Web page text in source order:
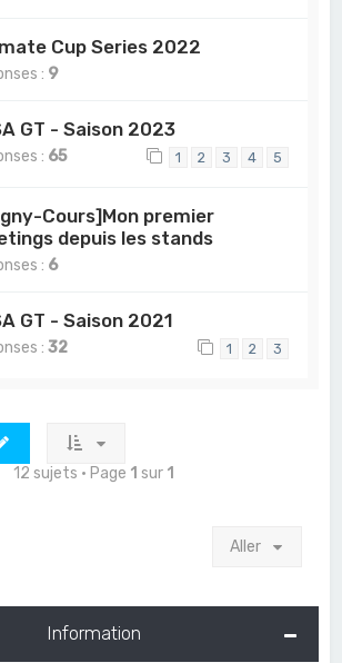
Cup Series 2022
: 9
GT - Saison 2023
: 65 1 2 3 4 5
Cours]Mon premier
depuis les stands
: 6
GT - Saison 2021
:32 1 2 3
12 sujets • Page 1 sur 1
Aller
Information